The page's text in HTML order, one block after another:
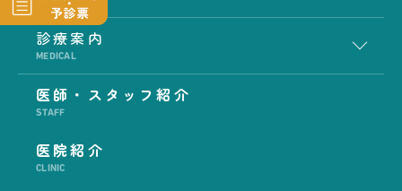
診療案内
MEDICAL
医師・スタッフ紹介
STAFF
医院紹介
CLINIC